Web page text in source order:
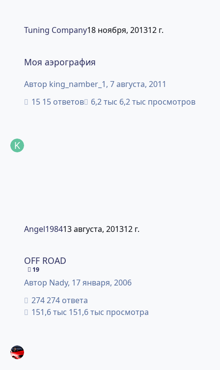
Tuning Company18 ноября, 201312 г.
Моя аэрография
Автор king_namber_1, 7 августа, 2011
15 ответов
6,2 тыс просмотров
Angel198413 августа, 201312 г.
OFF ROAD
19
Автор Nady, 17 января, 2006
274 ответа
151,6 тыс просмотра